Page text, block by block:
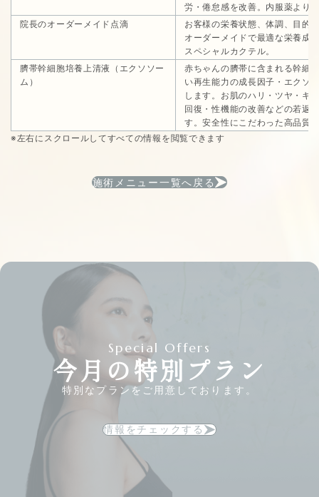
労・倦怠感を改善。内服薬より
院長のオーダーメイド点滴
お客様の栄養状態、体調、目的
オーダーメイドで最適な栄養成
スペシャルカクテル。
臍帯幹細胞培養上清液（エクソソー
ム）
赤ちゃんの臍帯に含まれる幹細
い再生能力の成長因子・エクソ
します。お肌のハリ・ツヤ・キ
回復・性機能の改善などの若返
す。安全性にこだわった高品質
※左右にスクロールしてすべての情報を閲覧できます
施術メニュー一覧へ戻る
Special Offers
今月の特別プラン
特別なプランをご用意しております。
情報をチェックする